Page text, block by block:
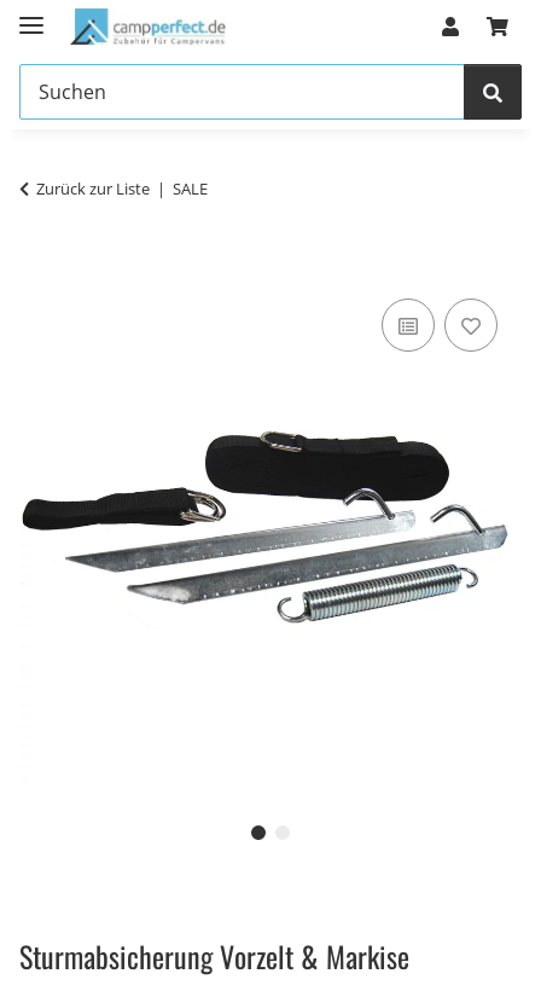
Zurück zur Liste SALE
Sturmabsicherung Vorzelt & Markise